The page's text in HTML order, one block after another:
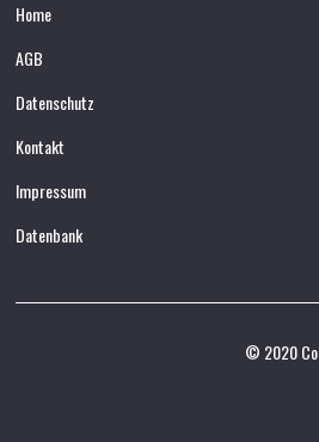
Home
AGB
Datenschutz
Kontakt
Impressum
Datenbank
© 2020